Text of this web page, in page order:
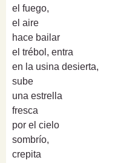
el fuego,
el aire
hace bailar
el trébol, entra
en la usina desierta,
sube
una estrella
fresca
por el cielo
sombrío,
crepita